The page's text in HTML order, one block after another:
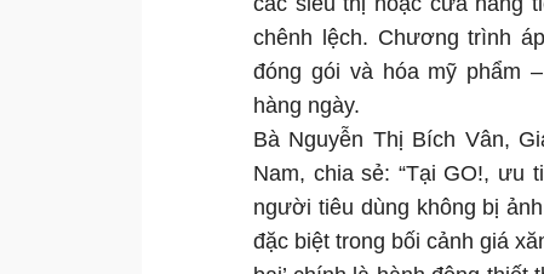
chênh lệch. Chương trình
đóng gói và hóa mỹ phẩm
hàng ngày.
Bà Nguyễn Thị Bích Vân,
Nam, chia sẻ: “Tại GO!, ưu
người tiêu dùng không bị
đặc biệt trong bối cảnh giá